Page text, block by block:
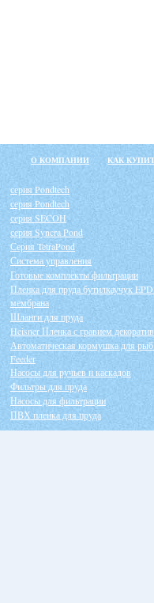
О КОМПАНИИ КАК
серия Pondtech
серия Pondtech
серия SECOH
серия Syncra Pond
Серия TetraPond
Система управления
Готовые комплекты фильтрации
Пленка для пруда бутилкаучук
мембрана
Шланги для пруда
Heisner Пленка с гравием
Автоматическая кормушка для
Feeder
Насосы для ручьев и каскадов
Фильтры для пруда
Насосы для фильтрации
ПВХ пленка для пруда